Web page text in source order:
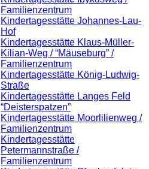
Familienzentrum
Kindertagesstätte Johannes-Lau-
Hof
Kindertagesstätte Klaus-Müller-
Kilian-Weg / “Mäuseburg” /
Familienzentrum
Kindertagesstätte König-Ludwig-
Straße
Kindertagesstätte Langes Feld
“Deisterspatzen”
Kindertagesstätte Moorlilienweg /
Familienzentrum
Kindertagesstätte
Petermannstraße /
Familienzentrum